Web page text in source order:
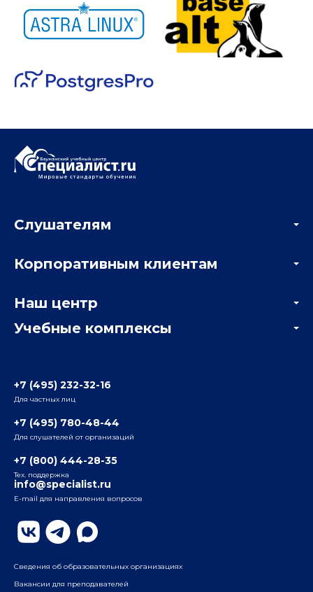
Учебные комплексы
Радио
ул. Радио, д.24, корпус 1, 2-й подъезд, 2-й этаж
ул. Воронцовская, д. 35Б, корп.2, 5-й этаж
Бауманский
ул. Бауманская, д. 6, стр. 2, бизнес-центр «Виктория
Плаза», 4-й этаж
Слушателям
Мастер-классы и вебинары
Корпоративным клиентам
Отзывы компаний
Наш центр
Информация о центре
+7 (495) 232-32-16
Для частных лиц
+7 (495) 780-48-44
Для слушателей от организаций
+7 (800) 444-28-35
Тех. поддержка
info@specialist.ru
E-mail для направления вопросов
Сведения об образовательных организациях
Вакансии для преподавателей